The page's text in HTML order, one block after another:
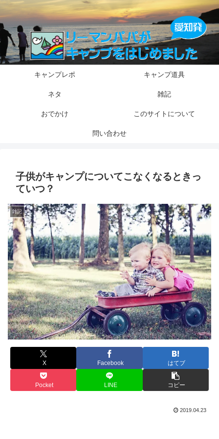
キャンプレポ キャンプ道具
ネタ 雑記
おでかけ このサイトについて
問い合わせ
子供がキャンプについてこなくなるときっ
ていつ？
雑記
X Facebook はてブ
Pocket LINE コピー
2019.04.23